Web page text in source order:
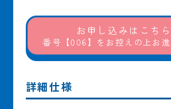
お申し込みはこち
番号【006】をお控えの上お進
詳細仕様